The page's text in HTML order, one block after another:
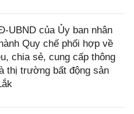
UBND của Ủy ban nhân
Quy chế phối hợp về
chia sẻ, cung cấp thông
thị trường bất động sản